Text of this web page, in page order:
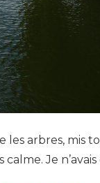
arbres, mis
Je